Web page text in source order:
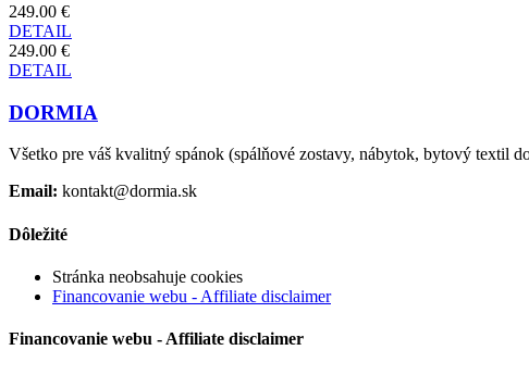
249.00 €
DETAIL
249.00 €
DETAIL
DORMIA
Všetko pre váš kvalitný spánok (spálňové zostavy, nábytok, bytový textil
Email: kontakt@dormia.sk
Dôležité
Stránka neobsahuje cookies
Financovanie webu - Affiliate disclaimer
Financovanie webu - Affiliate disclaimer